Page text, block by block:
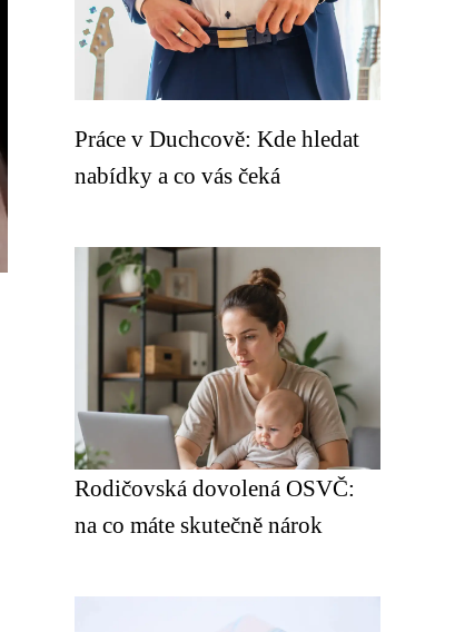
Práce v Duchcově: Kde hledat
nabídky a co vás čeká
Rodičovská dovolená OSVČ:
na co máte skutečně nárok